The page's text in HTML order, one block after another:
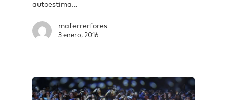
autoestima…
maferrerfores
3 enero, 2016